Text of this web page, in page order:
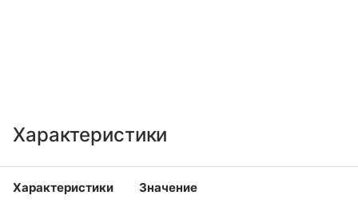
Характеристики
Характеристики Значение